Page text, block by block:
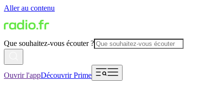
Aller au contenu
Que souhaitez-vous écouter ?
Ouvrir l'appDécouvrir Prime